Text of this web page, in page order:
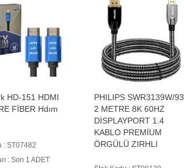
HD-151 HDMI
FİBER Hdım
: ST07482
: Son 1 ADET
PHILIPS SWR3139W/93
2 METRE 8K 60HZ
DİSPLAYPORT 1.4
KABLO PREMİUM
ÖRGÜLÜ ZIRHLI